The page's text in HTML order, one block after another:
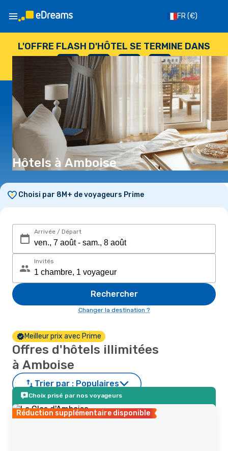
FR(€)
L'OFFRE FLASH D'HÔTEL SE TERMINE DANS
--
JOURS
: --
HEURES
: --
SECONDES
Hôtels à Amboise
Choisi par 8M+ de voyageurs Prime
Arrivée / Départ
Invités
Rechercher
Changer la destination ?
Meilleur prix avec Prime
Offres d'hôtels illimitées
à Amboise
Trier par : Populaires
Choix prisé par nos voyageurs
Réduction supplémentaire disponible